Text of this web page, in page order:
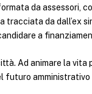
da assessori,
da dall’ex
a
Ad animare la vita
futuro